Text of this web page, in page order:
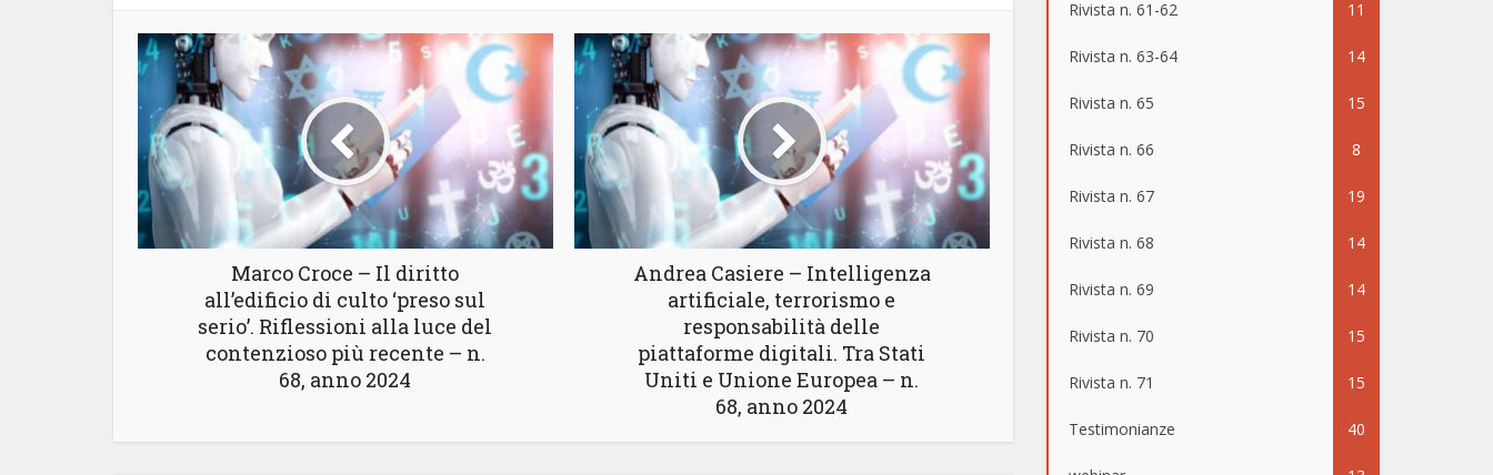
Marco Croce – Il diritto
all’edificio di culto ‘preso sul
serio’. Riflessioni alla luce del
contenzioso più recente – n.
68, anno 2024
Andrea Casiere – Intelligenza
artificiale, terrorismo e
responsabilità delle
piattaforme digitali. Tra Stati
Uniti e Unione Europea – n.
68, anno 2024
Rivista n. 61-62 11
Rivista n. 63-64 14
Rivista n. 65 15
Rivista n. 66 8
Rivista n. 67 19
Rivista n. 68 14
Rivista n. 69 14
Rivista n. 70 15
Rivista n. 71 15
Testimonianze 40